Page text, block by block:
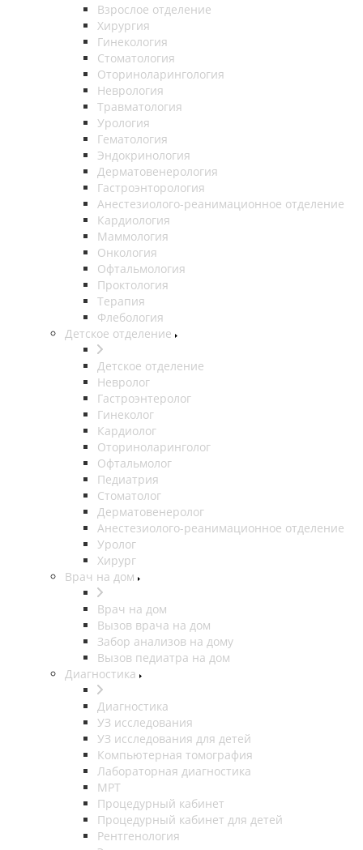
Взрослое отделение
Хирургия
Гинекология
Стоматология
Оториноларингология
Неврология
Травматология
Урология
Гематология
Эндокринология
Дерматовенерология
Гастроэнторология
Анестезиолого-реанимационное отделение
Кардиология
Маммология
Онкология
Офтальмология
Проктология
Терапия
Флебология
Детское отделение
Детское отделение
Невролог
Гастроэнтеролог
Гинеколог
Кардиолог
Оториноларинголог
Офтальмолог
Педиатрия
Стоматолог
Дерматовенеролог
Анестезиолого-реанимационное отделение
Уролог
Хирург
Врач на дом
Врач на дом
Вызов врача на дом
Забор анализов на дому
Вызов педиатра на дом
Диагностика
Диагностика
УЗ исследования
УЗ исследования для детей
Компьютерная томография
Лабораторная диагностика
МРТ
Процедурный кабинет
Процедурный кабинет для детей
Рентгенология